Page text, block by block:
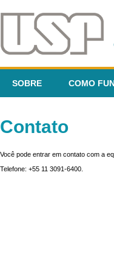
SOBRE COMO
Contato
Você pode entrar em contato com a
Telefone: +55 11 3091-6400.